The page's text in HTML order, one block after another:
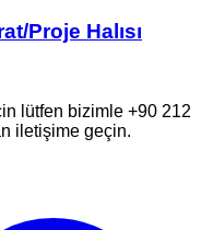
Proje Halısı
lütfen bizimle +90 212
iletişime geçin.